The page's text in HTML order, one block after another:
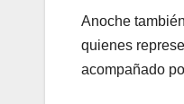
Anoche
quienes
acompañado